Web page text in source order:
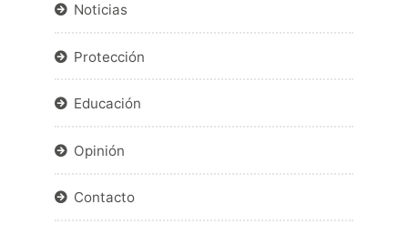
Noticias
Protección
Educación
Opinión
Contacto